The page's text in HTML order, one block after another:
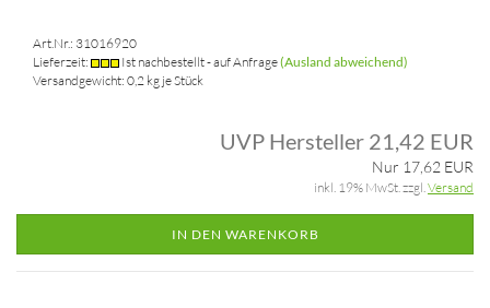
Art.Nr.: 31016920
Lieferzeit:
Ist nachbestellt - auf Anfrage(Ausland abweichend)
Versandgewicht: 0,2 kg je Stück
UVP Hersteller 21,42 EUR
Nur 17,62 EUR
inkl. 19% MwSt. zzgl.Versand
IN DEN WARENKORB